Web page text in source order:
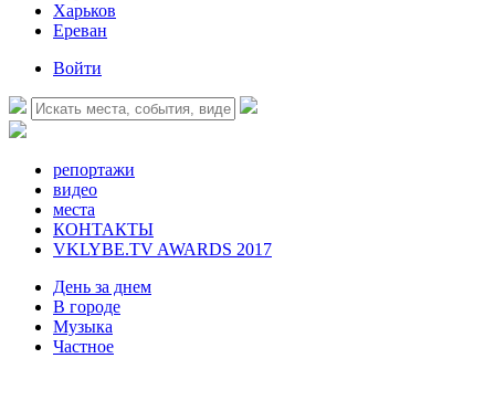
Харьков
Ереван
Войти
репортажи
видео
места
КОНТАКТЫ
VKLYBE.TV AWARDS 2017
День за днем
В городе
Музыка
Частное